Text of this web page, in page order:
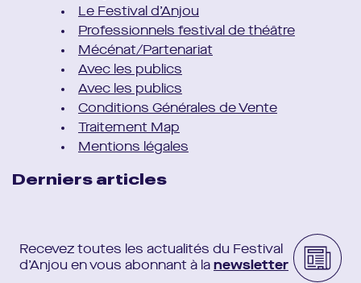
Le Festival d’Anjou
Professionnels festival de théâtre
Mécénat/Partenariat
Avec les publics
Avec les publics
Conditions Générales de Vente
Traitement Map
Mentions légales
Derniers articles
Recevez toutes les actualités du Festival
d’Anjou en vous abonnant à la newsletter